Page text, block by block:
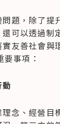
題，除了提
可以透過制
友善社會與
事項：
念、經營目